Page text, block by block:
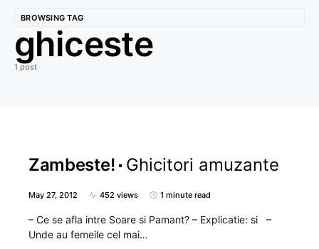
BROWSING TAG
ghiceste
1 post
Zambeste! Ghicitori amuzante
May 27, 2012 452 views 1 minute read
– Ce se afla intre Soare si Pamant? – Explicatie: si –
Unde au femeile cel mai…